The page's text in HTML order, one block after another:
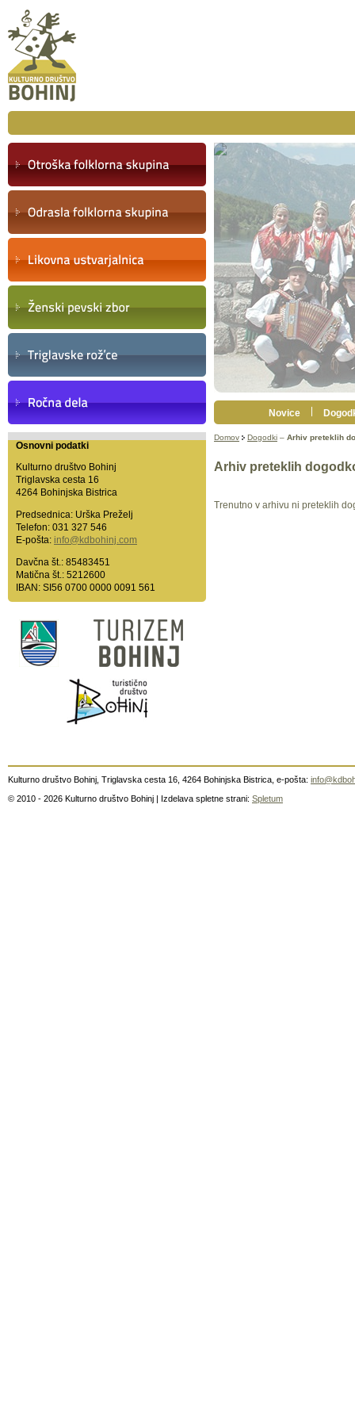
Novice
Osnovni podatki
Kulturno društvo Bohinj
Triglavska cesta 16
4264 Bohinjska Bistrica
Predsednica: Urška Preželj
Telefon: 031 327 546
E-pošta: info@kdbohinj.com
Davčna št.: 85483451
Matična št.: 5212600
IBAN: SI56 0700 0000 0091 561
Domov Dogodki – Arhiv preteklih
Arhiv preteklih
Trenutno v arhivu ni preteklih
Kulturno društvo Bohinj, Triglavska cesta 16, 4264 Bohinjska Bistrica, e-pošta:
© 2010 - 2026 Kulturno društvo Bohinj | Izdelava spletne strani: Spletum